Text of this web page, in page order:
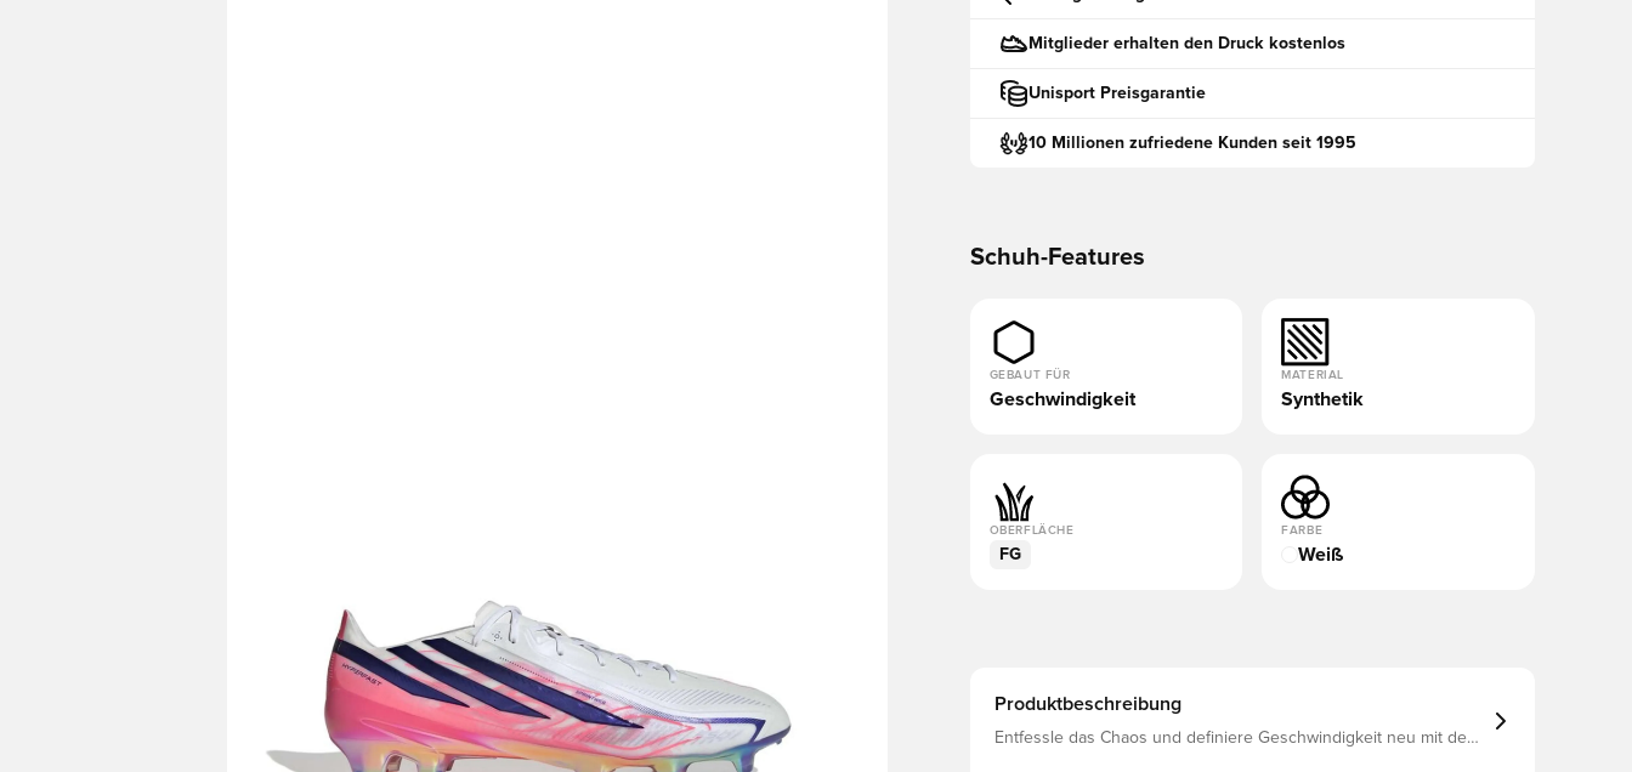
Mitglieder erhalten den Druck kostenlos
Unisport Preisgarantie
10 Millionen zufriedene Kunden seit 1995
Schuh-Features
GEBAUT FÜR
Geschwindigkeit
MATERIAL
Synthetik
OBERFLÄCHE
FG
FARBE
Weiß
Produktbeschreibung
Entfessle das Chaos und definiere Geschwindigkeit neu mit dem